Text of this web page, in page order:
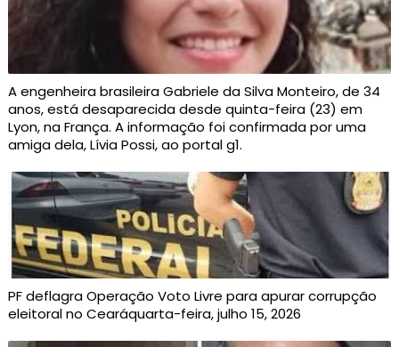
A engenheira brasileira Gabriele da Silva Monteiro, de 34
anos, está desaparecida desde quinta-feira (23) em
Lyon, na França. A informação foi confirmada por uma
amiga dela, Lívia Possi, ao portal g1.
PF deflagra Operação Voto Livre para apurar corrupção
eleitoral no Cearáquarta-feira, julho 15, 2026